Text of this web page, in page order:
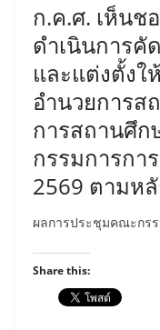
ก.ค.ศ. เห็นช
ดำเนินการคั
และแต่งตั้งใ
อำนวยการส
การสถานศึ
กรรมการกา
2569 ตามห
ผลการประชุมคณะกร
Share this: